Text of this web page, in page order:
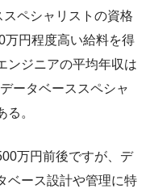
ペシャリストの資格
万円程度高い給料を得
ンジニアの平均年収は
ータベーススペシャ
。
万円前後ですが、デ
ベース設計や管理に特